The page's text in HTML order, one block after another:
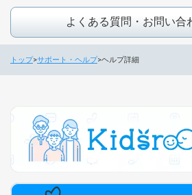
よくある質問・お問い合
トップ サポート・ヘルプ ヘルプ詳細